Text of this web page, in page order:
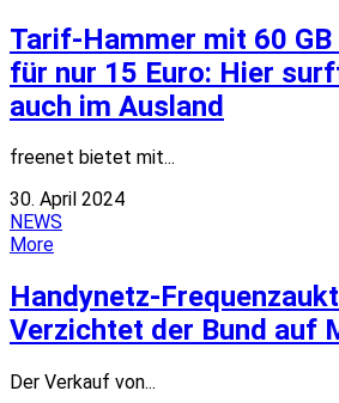
Tarif-Hammer mit 60
für nur 15 Euro: Hier
auch im Ausland
freenet bietet mit...
30. April 2024
NEWS
More
Handynetz-
Verzichtet der Bund auf
Der Verkauf von...